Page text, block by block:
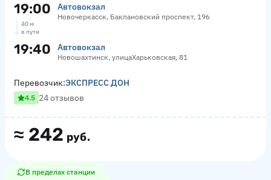
19:00 Автовокзал
Новочеркасск, Баклановский проспект, 196
40 м
в пути
19:40 Автовокзал
Новошахтинск, улицаХарьковская, 81
≈ 242 руб.
Перевозчик:ЭКСПРЕСС ДОН
4.5 24 отзывов
В пределах станции